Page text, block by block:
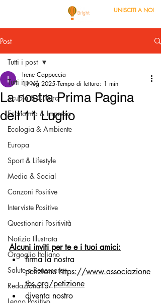
UNISCITI A NOI
Post
Tutti i post
Scuola & Cultura
Economia & Impresa
Ecologia & Ambiente
Europa
Sport & Lifestyle
Media & Social
Canzoni Positive
Interviste Positive
Questionari Positività
Notizia Illustrata
Orgoglio Italiano
Salute e Benessere
Redazionali
Tutti i post
La nostra Prima Pagina
dell’11 Luglio
Irene Cappuccia
11 lug 2025 Tempo di lettura: 1 min
Alcuni inviti per te e i tuoi amici:
firma la nostra
petizione https://www.associazione
tbs.org/petizione
diventa nostro